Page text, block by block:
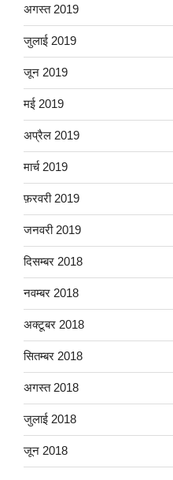
अगस्त 2019
जुलाई 2019
जून 2019
मई 2019
अप्रैल 2019
मार्च 2019
फ़रवरी 2019
जनवरी 2019
दिसम्बर 2018
नवम्बर 2018
अक्टूबर 2018
सितम्बर 2018
अगस्त 2018
जुलाई 2018
जून 2018